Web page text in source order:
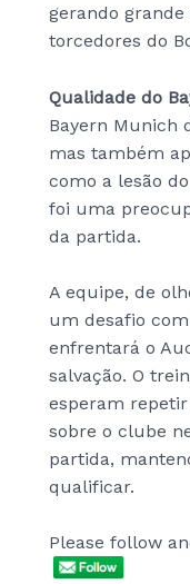
gerando
torcedores do
Qualidade do
Bayern Munich
mas também
como a lesão
foi uma
da partida.
A equipe, de
um desafio
enfrentará o
salvação. O
esperam
sobre o clube
partida,
qualificar.
Please follow